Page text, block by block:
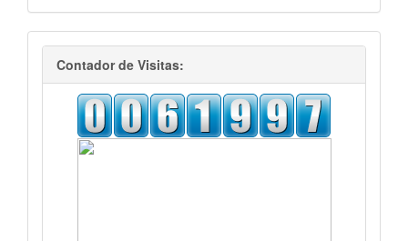
visitas
Contador de Visitas: